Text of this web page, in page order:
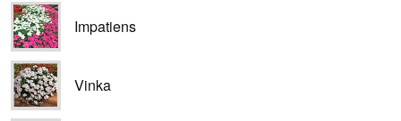
Impatiens
Vinka